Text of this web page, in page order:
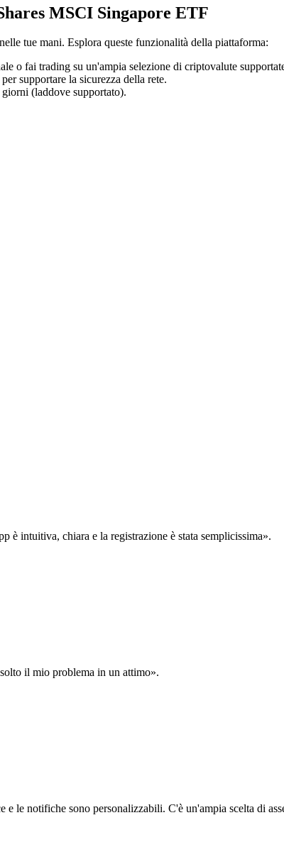
MSCI Singapore ETF
tue mani. Esplora queste funzionalità della piattaforma:
o fai trading su un'ampia selezione di criptovalute
supportare la sicurezza della rete.
(laddove supportato).
intuitiva, chiara e la registrazione è stata semplicissima».
il mio problema in un attimo».
le notifiche sono personalizzabili. C'è un'ampia scelta di